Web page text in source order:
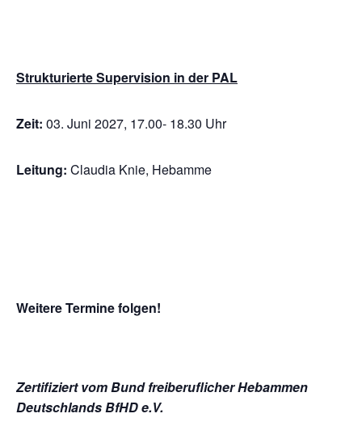
Strukturierte Supervision in der PAL
Zeit: 03. Juni 2027, 17.00- 18.30 Uhr
Leitung: Claudia Knie, Hebamme
Weitere Termine folgen!
Zertifiziert vom Bund freiberuflicher Hebammen
Deutschlands BfHD e.V.